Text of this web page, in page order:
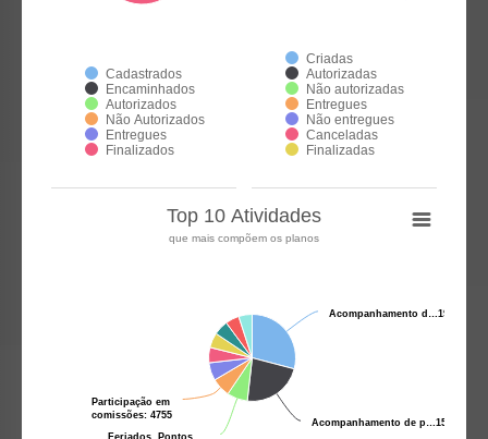
Cadastrados
Encaminhados
Autorizados
Não Autorizados
Entregues
Finalizados
Criadas
Autorizadas
Não autorizadas
Entregues
Não entregues
Canceladas
Finalizadas
Top 10 Atividades
que mais compõem os planos
Acompanhamento d…19606
Acompanhamento d…19606
Acompanhamento de p…15274
Acompanhamento de p…15274
Participação em
comissões: 4755
Participação em
comissões: 4755